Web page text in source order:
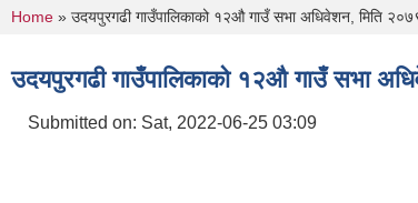
You are here
Home » उदयपुरगढी गाउँपालिकाको १२औ गाउँ सभा अधिवेशन, मिति
उदयपुरगढी गाउँपालिकाको १२औ गाउँ सभा
Submitted on: Sat, 2022-06-25 03:09